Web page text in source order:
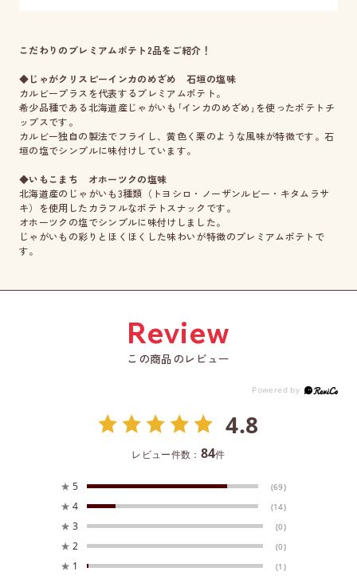
こだわりのプレミアムポテト2品をご紹介！
◆じゃがクリスピーインカのめざめ 石垣の塩味
カルビープラスを代表するプレミアムポテト。
希少品種である北海道産じゃがいも｢インカのめざめ｣を使ったポテトチ
ップスです。
カルビー独自の製法でフライし、黄色く栗のような風味が特徴です。石
垣の塩でシンプルに味付けしています。
◆いもこまち オホーツクの塩味
北海道産のじゃがいも3種類（トヨシロ・ノーザンルビー・キタムラサ
キ）を使用したカラフルなポテトスナックです。
オホーツクの塩でシンプルに味付けしました。
じゃがいもの彩りとほくほくした味わいが特徴のプレミアムポテトで
す。
この商品のレビュー
4.8
レビュー件数： 84件
★ 5 (69)
★ 4 (14)
★ 3 (0)
★ 2 (0)
★ 1 (1)